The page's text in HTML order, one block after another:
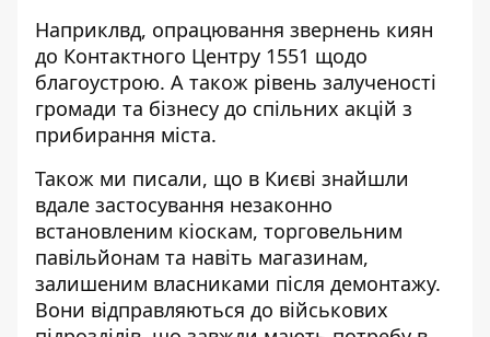
Наприклвд, опрацювання звернень киян
до Контактного Центру 1551 щодо
благоустрою. А також рівень залученості
громади та бізнесу до спільних акцій з
прибирання міста.
Також ми писали, що в Києві знайшли
вдале застосування незаконно
встановленим кіоскам, торговельним
павільйонам та навіть магазинам,
залишеним власниками після демонтажу.
Вони відправляються до військових